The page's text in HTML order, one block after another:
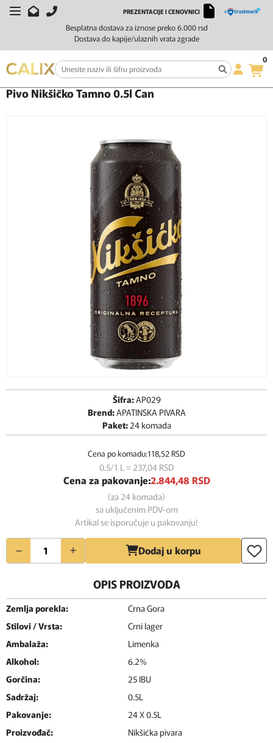
Besplatna dostava za iznose preko 6.000 rsd
Dostava do kapije/ulaznih vrata zgrade
PREZENTACIJE I CENOVNICI
0
Početna Pivo Crno Pivo Nikšičko Tamno 0.5l Can
Pivo Nikšičko Tamno 0.5l Can
Šifra:AP029
Brend:APATINSKA PIVARA
Paket:24 komada
Cena po komadu:118,52 RSD
0.5/1 L = 237,04 RSD
Cena za pakovanje:2.844,48 RSD
(za 24 komada)
sa uključenim PDV-om
Artikal se isporučuje u pakovanju!
Količina Dodaj u korpu
OPIS PROIZVODA
Zemlja porekla:
Crna Gora
Stilovi / Vrsta:
Crni lager
Ambalaža:
Limenka
Alkohol:
6.2%
Gorčina:
25 IBU
Sadržaj:
0.5L
Pakovanje:
24 X 0.5L
Proizvođač:
Nikšićka pivara